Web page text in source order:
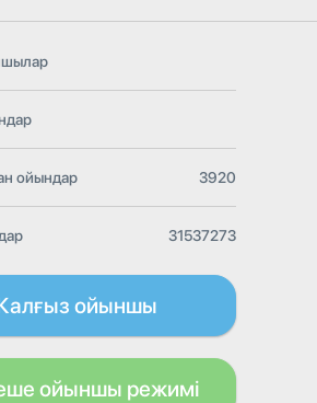
ойындар 3920
31537273
ойыншы
ойыншы режимі